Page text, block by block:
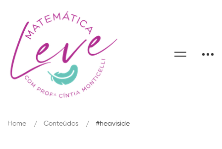
Home Conteúdos #heaviside